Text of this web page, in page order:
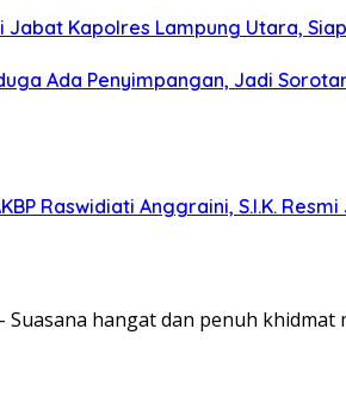
Jabat Kapolres Lampung Utara,
Ada Penyimpangan, Jadi
Raswidiati Anggraini, S.I.K.
Suasana hangat dan penuh